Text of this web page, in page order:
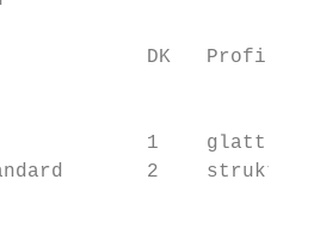
DK   Profil
1    glatt
2    struktur-